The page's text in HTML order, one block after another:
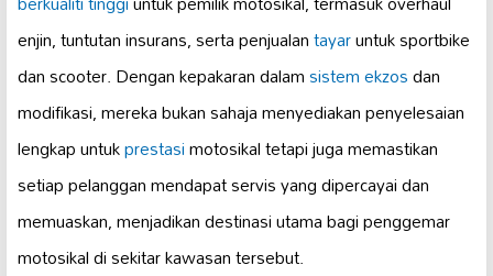
enjin, tuntutan insurans, serta penjualantayaruntuk sportbike
dan scooter. Dengan kepakaran dalamsistem ekzosdan
modifikasi, mereka bukan sahaja menyediakan penyelesaian
lengkap untukprestasimotosikal tetapi juga memastikan
setiap pelanggan mendapat servis yang dipercayai dan
memuaskan, menjadikan destinasi utama bagi penggemar
motosikal di sekitar kawasan tersebut.